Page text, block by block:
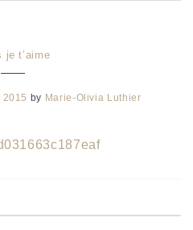
je t’aime
2015 by Marie-Olivia Luthier